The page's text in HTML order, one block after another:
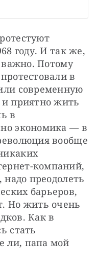
году. И так же,
важно. Потому
в
современную
и приятно жить
в
экономика — в
вообще
компаний,
надо преодолеть
барьеров,
Но жить очень
Как в
стать
ли, папа мой